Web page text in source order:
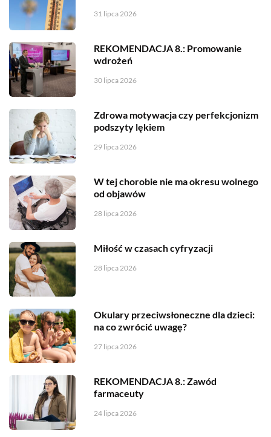
31 lipca 2026
REKOMENDACJA 8.: Promowanie
wdrożeń
30 lipca 2026
Zdrowa motywacja czy perfekcjonizm
podszyty lękiem
29 lipca 2026
W tej chorobie nie ma okresu wolnego
od objawów
28 lipca 2026
Miłość w czasach cyfryzacji
28 lipca 2026
Okulary przeciwsłoneczne dla dzieci:
na co zwrócić uwagę?
27 lipca 2026
REKOMENDACJA 8.: Zawód
farmaceuty
24 lipca 2026